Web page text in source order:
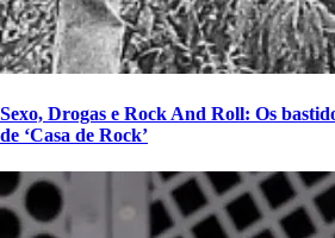
Sexo, Drogas e Rock And Roll: Os
de ‘Casa de Rock’